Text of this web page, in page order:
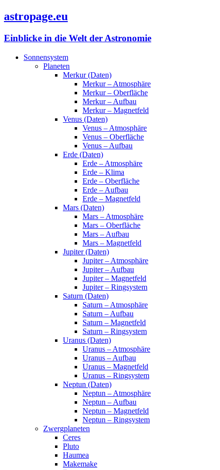
astropage.eu
Einblicke in die Welt der Astronomie
Sonnensystem
Planeten
Merkur (Daten)
Merkur – Atmosphäre
Merkur – Oberfläche
Merkur – Aufbau
Merkur – Magnetfeld
Venus (Daten)
Venus – Atmosphäre
Venus – Oberfläche
Venus – Aufbau
Erde (Daten)
Erde – Atmosphäre
Erde – Klima
Erde – Oberfläche
Erde – Aufbau
Erde – Magnetfeld
Mars (Daten)
Mars – Atmosphäre
Mars – Oberfläche
Mars – Aufbau
Mars – Magnetfeld
Jupiter (Daten)
Jupiter – Atmosphäre
Jupiter – Aufbau
Jupiter – Magnetfeld
Jupiter – Ringsystem
Saturn (Daten)
Saturn – Atmosphäre
Saturn – Aufbau
Saturn – Magnetfeld
Saturn – Ringsystem
Uranus (Daten)
Uranus – Atmosphäre
Uranus – Aufbau
Uranus – Magnetfeld
Uranus – Ringsystem
Neptun (Daten)
Neptun – Atmosphäre
Neptun – Aufbau
Neptun – Magnetfeld
Neptun – Ringsystem
Zwergplaneten
Ceres
Pluto
Haumea
Makemake